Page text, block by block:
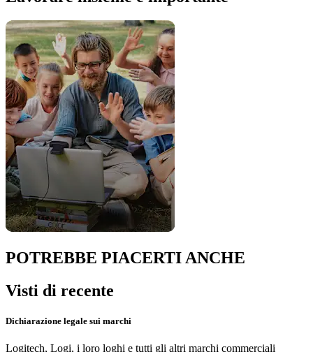
POTREBBE PIACERTI ANCHE
Visti di recente
Dichiarazione legale sui marchi
Logitech, Logi, i loro loghi e tutti gli altri marchi commerciali